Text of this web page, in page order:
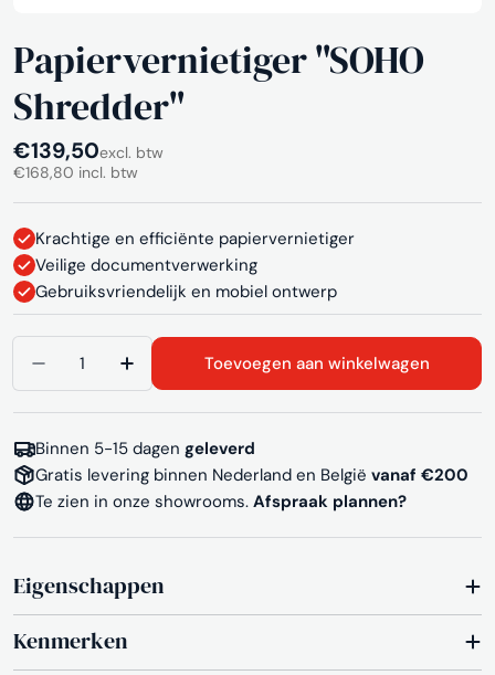
Papiervernietiger "SOHO
Shredder"
Normale
prijs
€139,50excl. btw
€168,80 incl. btw
Krachtige en efficiënte papiervernietiger
Veilige documentverwerking
Gebruiksvriendelijk en mobiel ontwerp
Aantal verlagen voor Papiervernietiger
Aantal verhogen voor
Toevoegen aan winkelwagen
Binnen 5-15 dagen geleverd
Gratis levering binnen Nederland en België vanaf €200
Te zien in onze showrooms. Afspraak plannen?
Eigenschappen
Kenmerken